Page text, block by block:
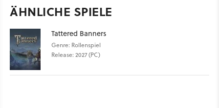
ÄHNLICHE SPIELE
Tattered Banners
Genre: Rollenspiel
Release: 2027 (PC)